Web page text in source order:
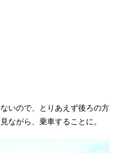
いので、とりあえず後ろの方
ながら、乗車することに。